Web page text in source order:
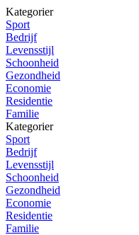
Kategorier
Sport
Bedrijf
Levensstijl
Schoonheid
Gezondheid
Economie
Residentie
Familie
Kategorier
Sport
Bedrijf
Levensstijl
Schoonheid
Gezondheid
Economie
Residentie
Familie